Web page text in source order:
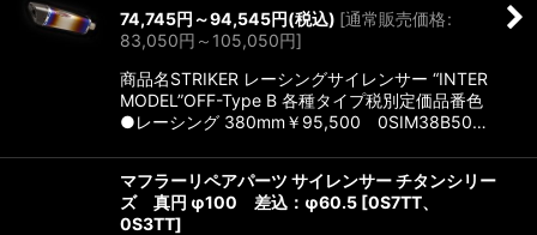
74,745円 ～94,545円(税込) [通常販売価格:
83,050円 ～105,050円]
商品名STRIKER レーシングサイレンサー “INTER
MODEL”OFF-Type B 各種タイプ税別定価品番色
●レーシング 380mm￥95,500 0SIM38B50…
マフラーリペアパーツ サイレンサー チタンシリー
ズ 真円 φ100 差込：φ60.5 [0S7TT、
0S3TT]